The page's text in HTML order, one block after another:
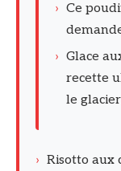
› Ce
› Glace
recette
le glacier
› Risotto aux